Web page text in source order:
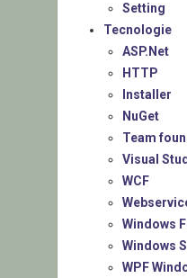
Setting
Tecnologie
ASP.Net
HTTP
Installer
NuGet
Team
Visual
WCF
Windows
Windows
WPF